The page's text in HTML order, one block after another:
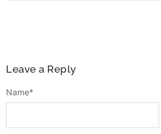
Leave a Reply
Name*